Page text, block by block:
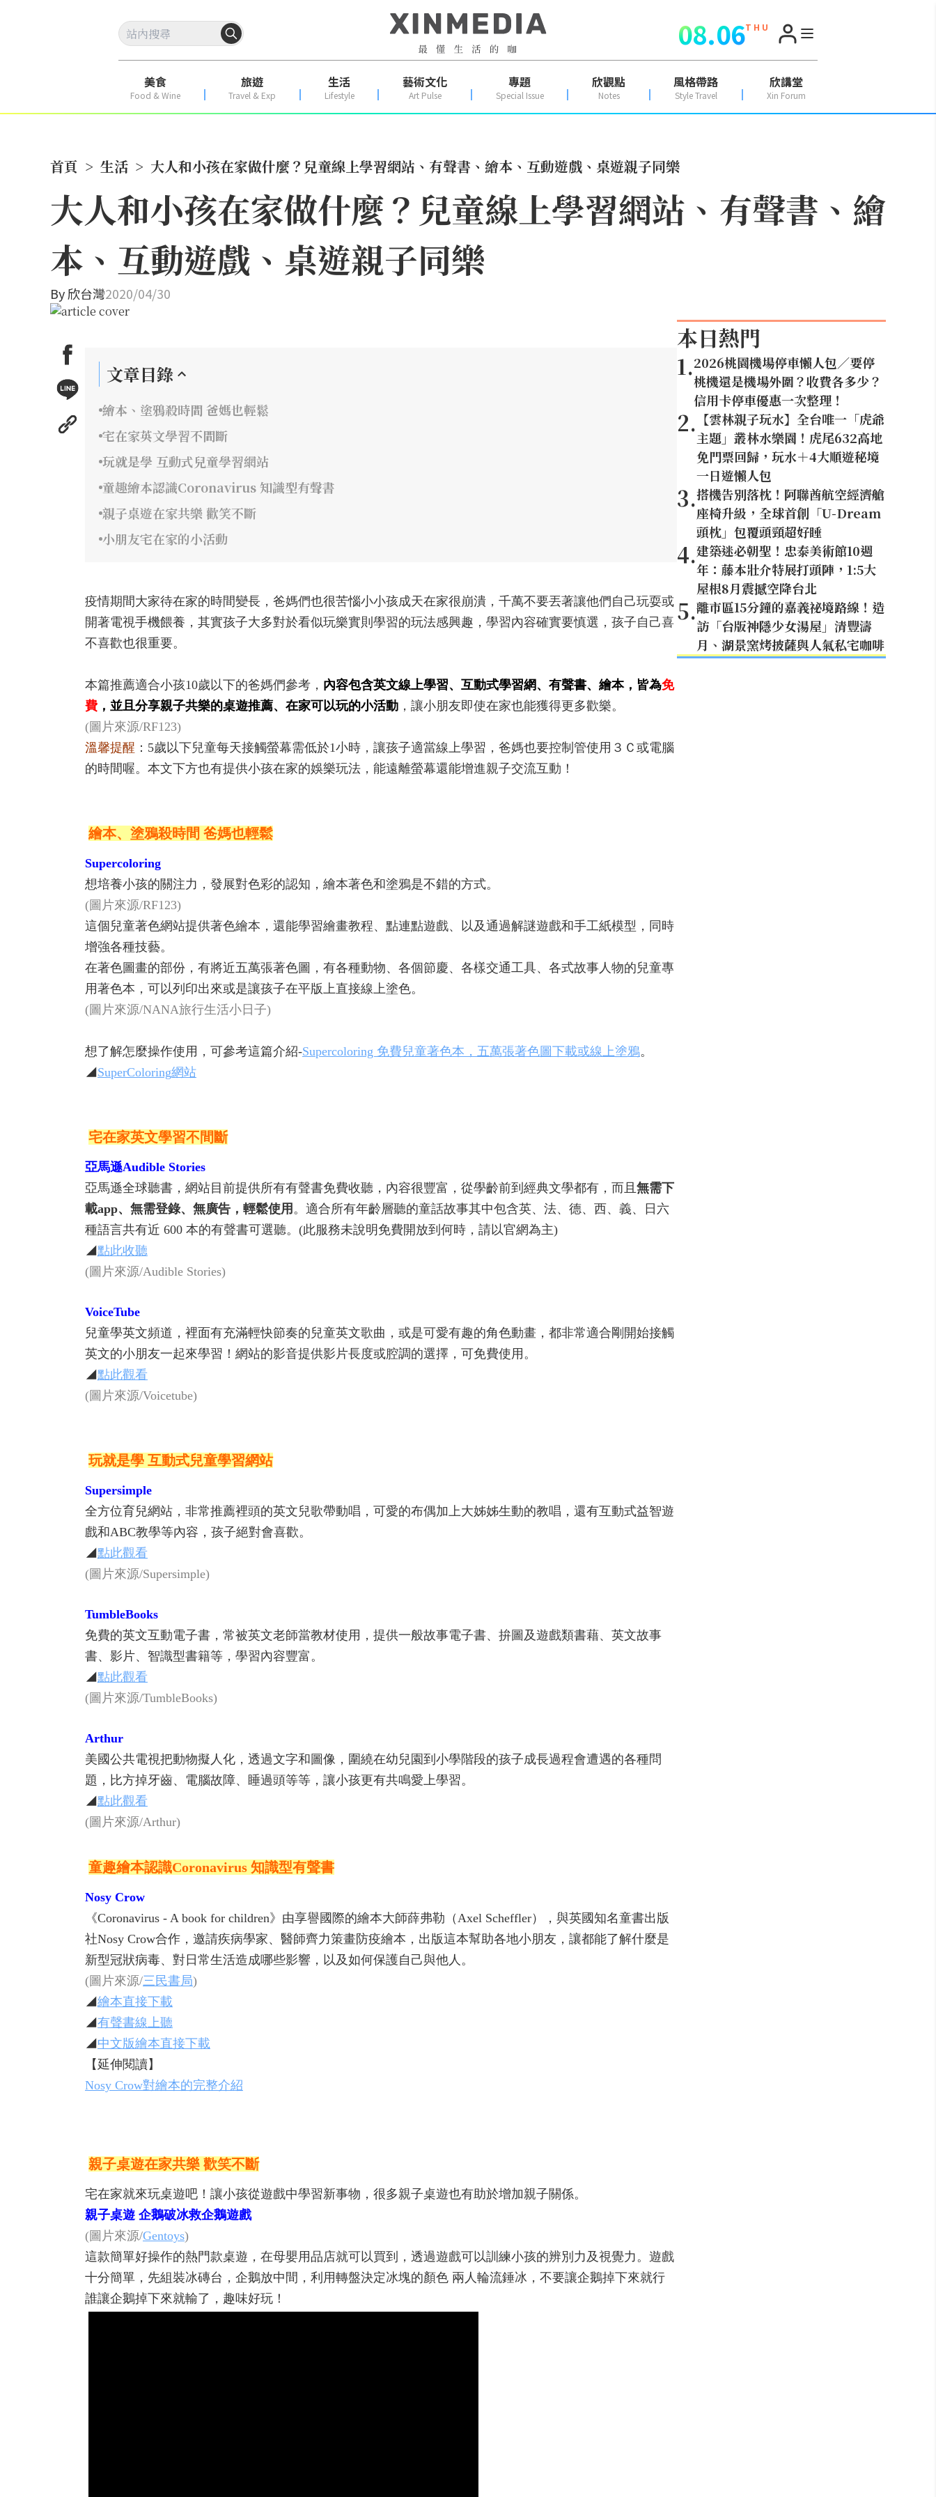
08.06T H U
美食
Food & Wine
旅遊
Travel & Exp
生活
Lifestyle
藝術文化
Art Pulse
專題
Special Issue
欣觀點
Notes
風格帶路
Style Travel
欣講堂
Xin Forum
首頁 > 生活 > 大人和小孩在家做什麼？兒童線上學習網站、有聲書、繪本、互動遊戲、桌遊親子同樂
大人和小孩在家做什麼？兒童線上學習網站、有聲書、繪
本、互動遊戲、桌遊親子同樂
By欣台灣2020/04/30
文章目錄
繪本、塗鴉殺時間 爸媽也輕鬆
宅在家英文學習不間斷
玩就是學 互動式兒童學習網站
童趣繪本認識Coronavirus 知識型有聲書
親子桌遊在家共樂 歡笑不斷
小朋友宅在家的小活動
疫情期間大家待在家的時間變長，爸媽們也很苦惱小小孩成天在家很崩潰，千萬不要丟著讓他們自己玩耍或
開著電視手機餵養，其實孩子大多對於看似玩樂實則學習的玩法感興趣，學習內容確實要慎選，孩子自己喜
不喜歡也很重要。
本篇推薦適合小孩10歲以下的爸媽們參考， 內容包含英文線上學習、互動式學習網、有聲書、繪本， 皆為免
費 ，並且分享親子共樂的桌遊推薦、在家可以玩的小活動 ，讓小朋友即使在家也能獲得更多歡樂。
(圖片來源/RF123)
溫馨提醒 ：5歲以下兒童每天接觸螢幕需低於1小時，讓孩子適當線上學習，爸媽也要控制管使用３Ｃ或電腦
的時間喔。本文下方也有提供小孩在家的娛樂玩法，能遠離螢幕還能增進親子交流互動！
繪本、塗鴉殺時間 爸媽也輕鬆
Supercoloring
想培養小孩的關注力，發展對色彩的認知，繪本著色和塗鴉是不錯的方式。
(圖片來源/RF123)
這個兒童著色網站提供著色繪本，還能學習繪畫教程、點連點遊戲、以及通過解謎遊戲和手工紙模型，同時
增強各種技藝。
在著色圖畫的部份，有將近五萬張著色圖，有各種動物、各個節慶、各樣交通工具、各式故事人物的兒童專
用著色本，可以列印出來或是讓孩子在平版上直接線上塗色。
(圖片來源/NANA旅行生活小日子)
想了解怎麼操作使用，可參考這篇介紹-Supercoloring 免費兒童著色本，五萬張著色圖下載或線上塗鴉。
◢SuperColoring網站
宅在家英文學習不間斷
亞馬遜Audible Stories
亞馬遜全球聽書，網站目前提供所有有聲書免費收聽，內容很豐富，從學齡前到經典文學都有，而且 無需下
載app、無需登錄、無廣告，輕鬆使用 。適合所有年齡層聽的童話故事其中包含英、法、德、西、義、日六
種語言共有近 600 本的有聲書可選聽。(此服務未說明免費開放到何時，請以官網為主)
◢點此收聽
(圖片來源/Audible Stories)
VoiceTube
兒童學英文頻道，裡面有充滿輕快節奏的兒童英文歌曲，或是可愛有趣的角色動畫，都非常適合剛開始接觸
英文的小朋友一起來學習！網站的影音提供影片長度或腔調的選擇，可免費使用。
◢點此觀看
(圖片來源/Voicetube)
玩就是學 互動式兒童學習網站
Supersimple
全方位育兒網站，非常推薦裡頭的英文兒歌帶動唱，可愛的布偶加上大姊姊生動的教唱，還有互動式益智遊
戲和ABC教學等內容，孩子絕對會喜歡。
◢點此觀看
(圖片來源/Supersimple)
TumbleBooks
免費的英文互動電子書，常被英文老師當教材使用，提供一般故事電子書、拚圖及遊戲類書藉、英文故事
書、影片、智識型書籍等，學習內容豐富。
◢點此觀看
(圖片來源/TumbleBooks)
Arthur
美國公共電視把動物擬人化，透過文字和圖像，圍繞在幼兒園到小學階段的孩子成長過程會遭遇的各種問
題，比方掉牙齒、電腦故障、睡過頭等等，讓小孩更有共鳴愛上學習。
◢點此觀看
(圖片來源/Arthur)
童趣繪本認識Coronavirus 知識型有聲書
Nosy Crow
《Coronavirus - A book for children》由享譽國際的繪本大師薛弗勒（Axel Scheffler），與英國知名童書出版
社Nosy Crow合作，邀請疾病學家、醫師齊力策畫防疫繪本，出版這本幫助各地小朋友，讓都能了解什麼是
新型冠狀病毒、對日常生活造成哪些影響，以及如何保護自己與他人。
(圖片來源/三民書局)
◢繪本直接下載
◢有聲書線上聽
◢中文版繪本直接下載
【延伸閱讀】
Nosy Crow對繪本的完整介紹
親子桌遊在家共樂 歡笑不斷
宅在家就來玩桌遊吧！讓小孩從遊戲中學習新事物，很多親子桌遊也有助於增加親子關係。
親子桌遊 企鵝破冰救企鵝遊戲
(圖片來源/Gentoys)
這款簡單好操作的熱門款桌遊，在母嬰用品店就可以買到，透過遊戲可以訓練小孩的辨別力及視覺力。遊戲
十分簡單，先組裝冰磚台，企鵝放中間，利用轉盤決定冰塊的顏色 兩人輪流錘冰，不要讓企鵝掉下來就行
誰讓企鵝掉下來就輸了，趣味好玩！
本日熱門
1.2026桃園機場停車懶人包／要停
桃機還是機場外圍？收費各多少？
信用卡停車優惠一次整理！
2. 【雲林親子玩水】全台唯一「虎爺
主題」叢林水樂園！虎尾632高地
免門票回歸，玩水＋4大順遊秘境
一日遊懶人包
3.搭機告別落枕！阿聯酋航空經濟艙
座椅升級，全球首創「U-Dream
頭枕」包覆頭頸超好睡
4.建築迷必朝聖！忠泰美術館10週
年：藤本壯介特展打頭陣，1:5大
屋根8月震撼空降台北
5.離市區15分鐘的嘉義祕境路線！造
訪「台版神隱少女湯屋」清豐濤
月、湖景窯烤披薩與人氣私宅咖啡